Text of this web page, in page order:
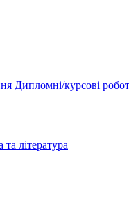
Дипломні/курсові
література